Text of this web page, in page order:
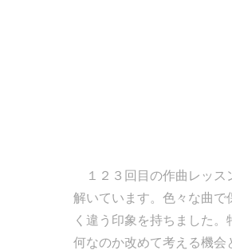
１２３回目の作曲レッス
解いています。色々な曲
く違う印象を持ちました
何なのか改めて考える機会